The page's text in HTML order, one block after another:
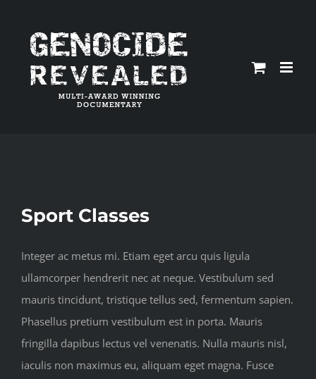
content
Sport Classes
Integer ac metus mi. Etiam eget arcu quis ligula
ullamcorper hendrerit nec at neque. Vestibulum sed
mauris tincidunt, tristique tellus sed, fermentum sapien.
Phasellus pretium vestibulum est in porta. Mauris
fringilla dapibus lectus vel venenatis. Nulla mauris nisl,
iaculis non maximus eu, aliquam eget magna. Fusce